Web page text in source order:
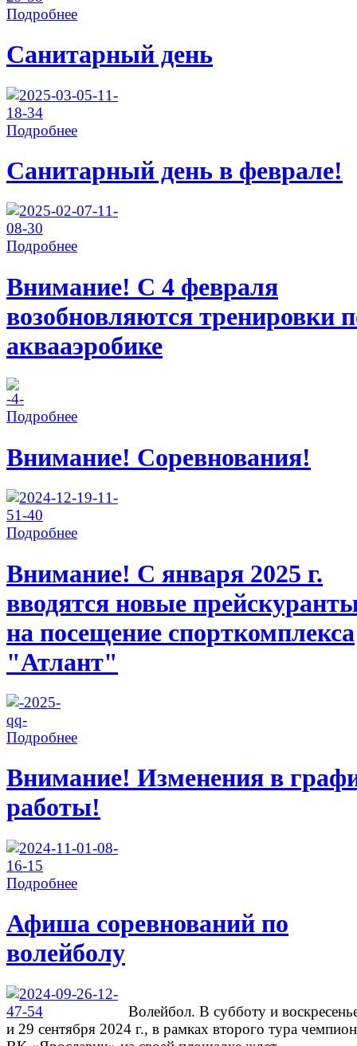
Подробнее
Санитарный день
Подробнее
Санитарный день в феврале!
Подробнее
Внимание! С 4 февраля
возобновляются тренировки
аквааэробике
Подробнее
Внимание! Соревнования!
Подробнее
Внимание! С января 2025 г.
вводятся новые
на посещение спорткомплекса
"Атлант"
Подробнее
Внимание! Изменения в
работы!
Подробнее
Афиша соревнований по
волейболу
Волейбол. В субботу и
и 29 сентября 2024 г., в рамках второго тура